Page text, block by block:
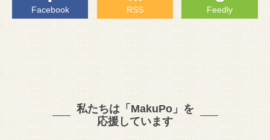
Facebook RSS Feedly
私たちは「MakuPo」を
応援しています